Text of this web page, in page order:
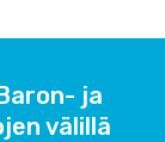
ja
välillä